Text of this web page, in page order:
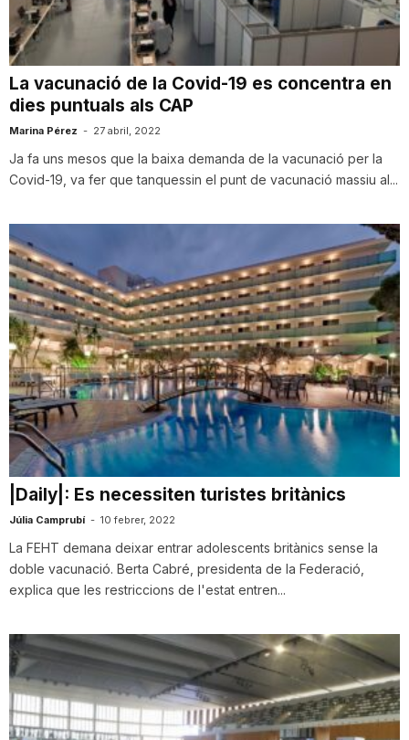
La vacunació de la Covid-19 es concentra en
dies puntuals als CAP
Marina Pérez - 27 abril, 2022
Ja fa uns mesos que la baixa demanda de la vacunació per la
Covid-19, va fer que tanquessin el punt de vacunació massiu al...
|Daily|: Es necessiten turistes britànics
Júlia Camprubí - 10 febrer, 2022
La FEHT demana deixar entrar adolescents britànics sense la
doble vacunació. Berta Cabré, presidenta de la Federació,
explica que les restriccions de l'estat entren...